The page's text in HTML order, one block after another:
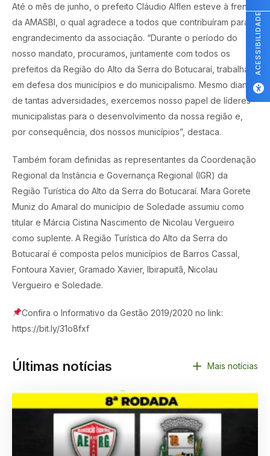
Até o mês de junho, o prefeito Cláudio Alflen esteve à frente
da AMASBI, o qual agradece a todos que contribuíram para o
engrandecimento da associação. “Durante o período do
nosso mandato, procuramos, juntamente com todos os
prefeitos da Região do Alto da Serra do Botucaraí, trabalhar
em defesa dos municípios e do municipalismo. Mesmo diante
de tantas adversidades, exercemos nosso papel de líderes
municipalistas para o desenvolvimento da nossa região e,
por consequência, dos nossos municípios”, destaca.
Também foram definidas as representantes da Coordenação
Regional da Instância e Governança Regional (IGR) da
Região Turística do Alto da Serra do Botucaraí. Mara Gorete
Muniz do Amaral do município de Soledade assumiu como
titular e Márcia Cistina Nascimento de Nicolau Vergueiro
como suplente. A Região Turística do Alto da Serra do
Botucaraí é composta pelos municípios de Barros Cassal,
Fontoura Xavier, Gramado Xavier, Ibirapuitã, Nicolau
Vergueiro e Soledade.
Confira o Informativo da Gestão 2019/2020 no link:
https://bit.ly/31o8fxf
Últimas notícias Mais notícias
ACESSIBILIDADE